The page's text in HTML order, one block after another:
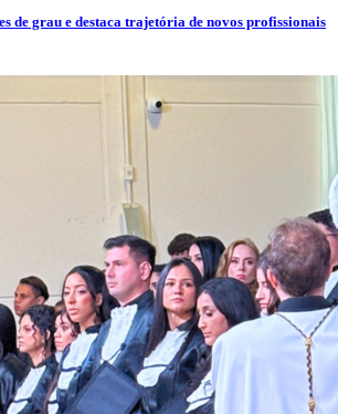
de grau e destaca trajetória de novos profissionais